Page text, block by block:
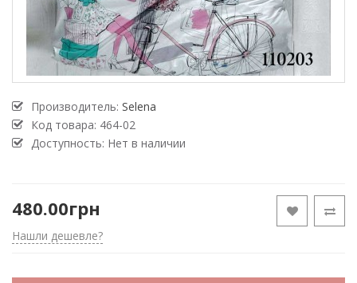
Производитель: Selena
Код товара: 464-02
Доступность: Нет в наличии
480.00грн
Нашли дешевле?